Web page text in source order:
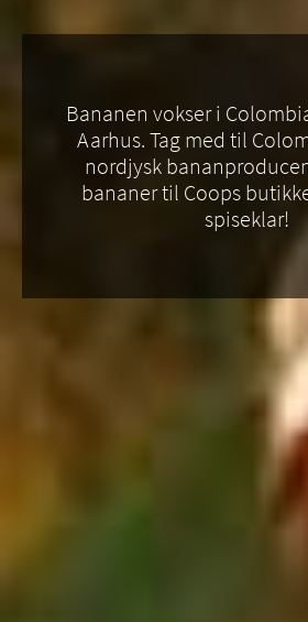
Bananen vokser i
Aarhus. Tag med til
nordjysk
bananer til Coops
spiseklar!